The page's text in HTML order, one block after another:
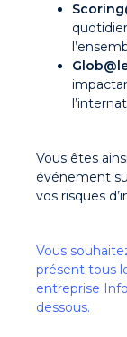
Vous êtes
événement
vos risques
Vous
présent tous
entreprise
dessous.